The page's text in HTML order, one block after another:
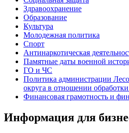
Здравоохранение
Образование
Культура
Молодежная политика
Спорт
Антинаркотическая
Памятные даты военной
ГО и ЧС
Политика администрации
округа в отношении
Финансовая грамотность и
Информация для